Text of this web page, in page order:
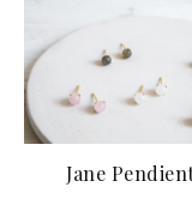
Jane